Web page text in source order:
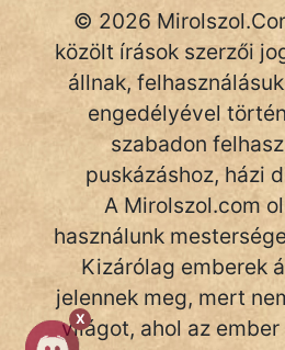
X
© 2026
közölt írások szerzői
állnak,
engedélyével
szabadon
puskázáshoz, házi
A Mirolszol.com
használunk
Kizárólag emberek
jelennek meg, mert
világot, ahol az